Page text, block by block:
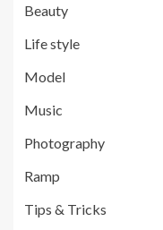
Beauty
Life style
Model
Music
Photography
Ramp
Tips & Tricks